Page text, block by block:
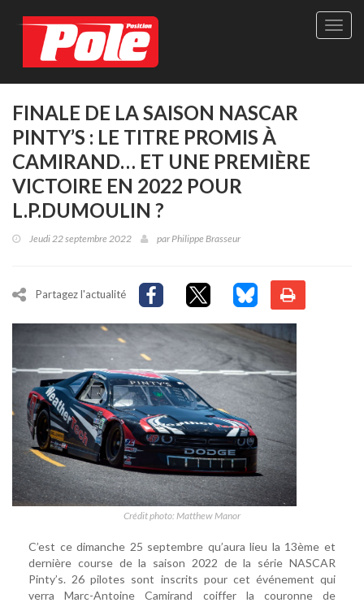
Site
FINALE DE LA SAISON NASCAR
PINTY’S : LE TITRE PROMIS À
CAMIRAND… ET UNE PREMIÈRE
VICTOIRE EN 2022 POUR
L.P.DUMOULIN ?
Jeudi 22 septembre 2022 parPhilippe Brasseur
Partagez l'actualité
Crédit photo: Matthew Manor
C’est ce dimanche 25 septembre qu’aura lieu la 13ème et
dernière course de la saison 2022 de la série NASCAR
Pinty’s. 26 pilotes sont inscrits pour cet événement qui
verra Marc-Antoine Camirand coiffer la couronne de